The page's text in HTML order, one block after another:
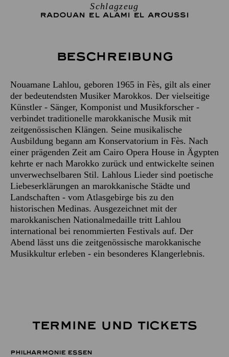
Schlagzeug
RADOUAN EL ALAMI EL AROUSSI
Beschreibung
Nouamane Lahlou, geboren 1965 in Fès, gilt als einer
der bedeutendsten Musiker Marokkos. Der vielseitige
Künstler - Sänger, Komponist und Musikforscher -
verbindet traditionelle marokkanische Musik mit
zeitgenössischen Klängen. Seine musikalische
Ausbildung begann am Konservatorium in Fès. Nach
einer prägenden Zeit am Cairo Opera House in Ägypten
kehrte er nach Marokko zurück und entwickelte seinen
unverwechselbaren Stil. Lahlous Lieder sind poetische
Liebeserklärungen an marokkanische Städte und
Landschaften - vom Atlasgebirge bis zu den
historischen Medinas. Ausgezeichnet mit der
marokkanischen Nationalmedaille tritt Lahlou
international bei renommierten Festivals auf. Der
Abend lässt uns die zeitgenössische marokkanische
Musikkultur erleben - ein besonderes Klangerlebnis.
TERMINE UND TICKETS
PHILHARMONIE ESSEN